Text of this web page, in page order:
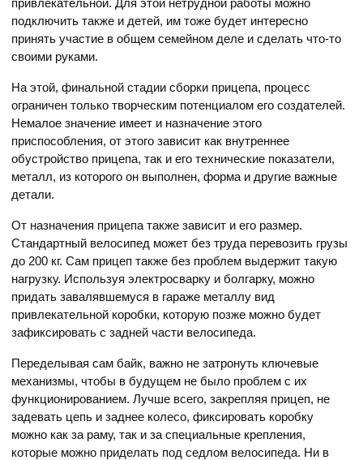
привлекательной. Для этой нетрудной работы можно
подключить также и детей, им тоже будет интересно
принять участие в общем семейном деле и сделать что-то
своими руками.
На этой, финальной стадии сборки прицепа, процесс
ограничен только творческим потенциалом его создателей.
Немалое значение имеет и назначение этого
приспособления, от этого зависит как внутреннее
обустройство прицепа, так и его технические показатели,
металл, из которого он выполнен, форма и другие важные
детали.
От назначения прицепа также зависит и его размер.
Стандартный велосипед может без труда перевозить грузы
до 200 кг. Сам прицеп также без проблем выдержит такую
нагрузку. Используя электросварку и болгарку, можно
придать завалявшемуся в гараже металлу вид
привлекательной коробки, которую позже можно будет
зафиксировать с задней части велосипеда.
Переделывая сам байк, важно не затронуть ключевые
механизмы, чтобы в будущем не было проблем с их
функционированием. Лучше всего, закрепляя прицеп, не
задевать цепь и заднее колесо, фиксировать коробку
можно как за раму, так и за специальные крепления,
которые можно приделать под седлом велосипеда. Ни в